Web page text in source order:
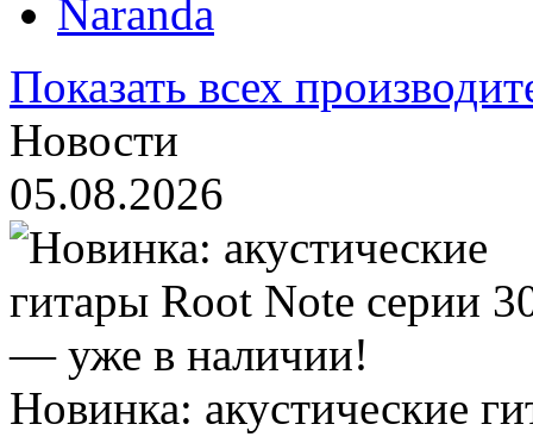
Naranda
Показать всех
Новости
05.08.2026
Новинка: акустические